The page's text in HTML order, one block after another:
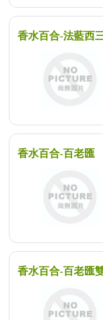
香水百合-法藍西
香水百合-百老匯
香水百合-百老匯